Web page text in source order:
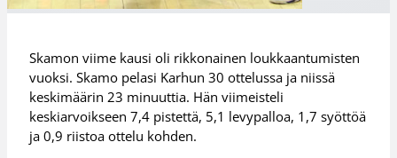
Skamon viime kausi oli rikkonainen loukkaantumisten
vuoksi. Skamo pelasi Karhun 30 ottelussa ja niissä
keskimäärin 23 minuuttia. Hän viimeisteli
keskiarvoikseen 7,4 pistettä, 5,1 levypalloa, 1,7 syöttöä
ja 0,9 riistoa ottelu kohden.